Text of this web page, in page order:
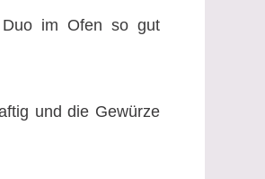
im Ofen so gut
und die Gewürze